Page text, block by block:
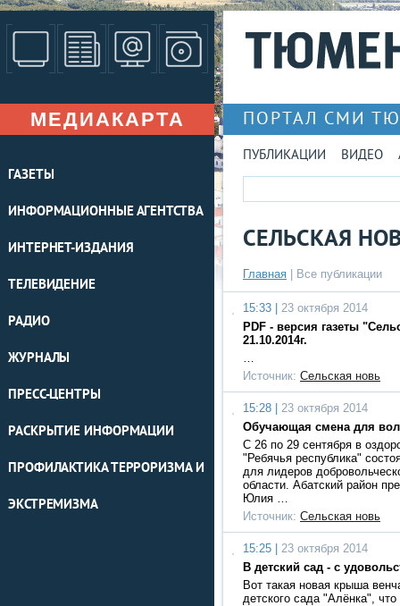
МЕДИАКАРТА
ГАЗЕТЫ
ИНФОРМАЦИОННЫЕ АГЕНТСТВА
ИНТЕРНЕТ-ИЗДАНИЯ
ТЕЛЕВИДЕНИЕ
РАДИО
ЖУРНАЛЫ
ПРЕСС-ЦЕНТРЫ
РАСКРЫТИЕ ИНФОРМАЦИИ
ПРОФИЛАКТИКА ТЕРРОРИЗМА И
ЭКСТРЕМИЗМА
ПОРТАЛ СМИ
ПУБЛИКАЦИИ ВИДЕО
СЕЛЬСКАЯ
Главная Все публикации
15:33 |
23 октября 2014
PDF - версия газеты
21.10.2014г.
…
Источник: Сельская новь
15:28 |
23 октября 2014
Обучающая смена для
С 26 по 29 сентября в
"Ребячья республика"
для лидеров
области. Абатский район
Юлия …
Источник: Сельская новь
15:25 |
23 октября 2014
В детский сад - с
Вот такая новая крыша
детского сада "Алёнка",